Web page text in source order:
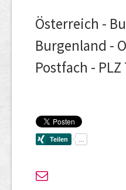
Österreich -
Burgenland -
Postfach - PLZ